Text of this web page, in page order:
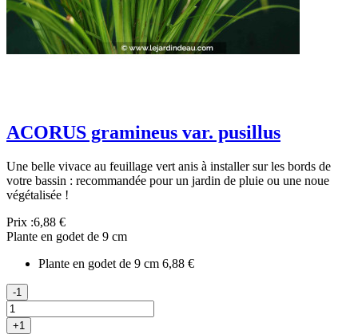
ACORUS gramineus var. pusillus
Une belle vivace au feuillage vert anis à installer sur les bords de
votre bassin : recommandée pour un jardin de pluie ou une noue
végétalisée !
Prix :6,88 €
Plante en godet de 9 cm
Plante en godet de 9 cm 6,88 €
-1
+1